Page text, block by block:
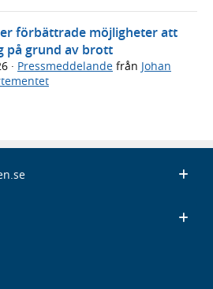
förbättrade möjligheter att
på grund av brott
· Pressmeddelande från Johan